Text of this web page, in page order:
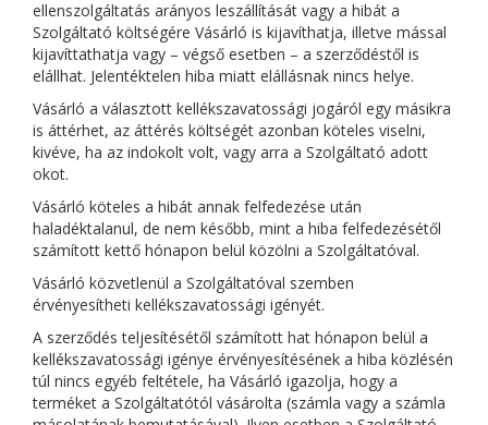
ellenszolgáltatás arányos leszállítását vagy a hibát a
Szolgáltató költségére Vásárló is kijavíthatja, illetve mással
kijavíttathatja vagy – végső esetben – a szerződéstől is
elállhat. Jelentéktelen hiba miatt elállásnak nincs helye.
Vásárló a választott kellékszavatossági jogáról egy másikra
is áttérhet, az áttérés költségét azonban köteles viselni,
kivéve, ha az indokolt volt, vagy arra a Szolgáltató adott
okot.
Vásárló köteles a hibát annak felfedezése után
haladéktalanul, de nem később, mint a hiba felfedezésétől
számított kettő hónapon belül közölni a Szolgáltatóval.
Vásárló közvetlenül a Szolgáltatóval szemben
érvényesítheti kellékszavatossági igényét.
A szerződés teljesítésétől számított hat hónapon belül a
kellékszavatossági igénye érvényesítésének a hiba közlésén
túl nincs egyéb feltétele, ha Vásárló igazolja, hogy a
terméket a Szolgáltatótól vásárolta (számla vagy a számla